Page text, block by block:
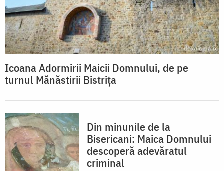
Icoana Adormirii Maicii Domnului, de pe
turnul Mănăstirii Bistrița
Din minunile de la
Bisericani: Maica Domnului
descoperă adevăratul
criminal